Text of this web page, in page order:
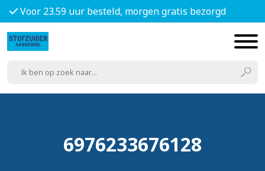
Voor 23.59 uur besteld, morgen gratis bezorgd
6976233676128